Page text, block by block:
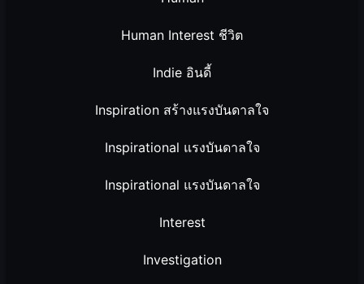
Human Interest ชีวิต
Indie อินดี้
Inspiration สร้างแรงบันดาลใจ
Inspirational แรงบันดาลใจ
Inspirational แรงบันดาลใจ
Interest
Investigation